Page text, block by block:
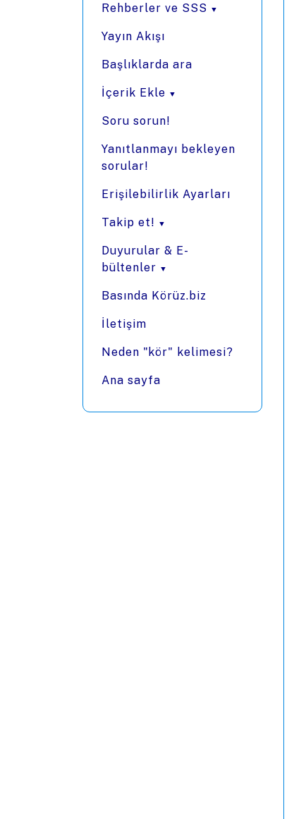
Rehberler ve SSS
Yayın Akışı
Başlıklarda ara
İçerik Ekle
Soru sorun!
Yanıtlanmayı bekleyen
sorular!
Erişilebilirlik Ayarları
Takip et!
Duyurular & E-
bültenler
Basında Körüz.biz
İletişim
Neden "kör" kelimesi?
Ana sayfa